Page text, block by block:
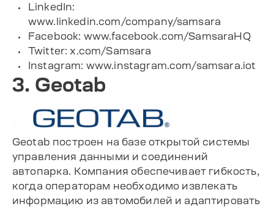
LinkedIn:
www.linkedin.com/company/samsara
Facebook: www.facebook.com/SamsaraHQ
Twitter: x.com/Samsara
Instagram: www.instagram.com/samsara.iot
3. Geotab
Geotab построен на базе открытой системы
управления данными и соединений
автопарка. Компания обеспечивает гибкость,
когда операторам необходимо извлекать
информацию из автомобилей и адаптировать